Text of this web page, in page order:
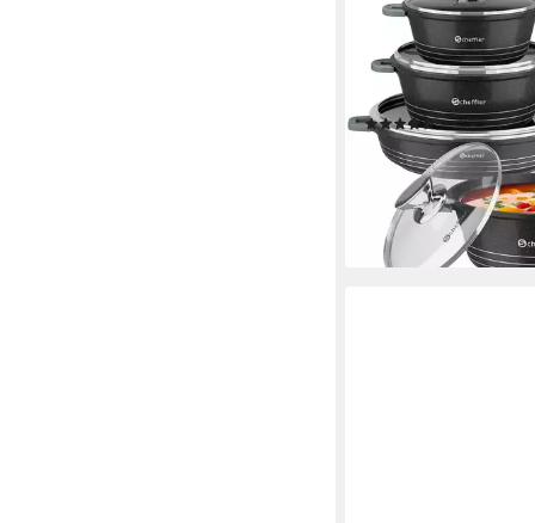
Topf-Set Kochtopf
Antihaftbeschichtung
Glasdeckel,
Induktionsgeeignet
(146)
ab 109,90 € UVP
lieferbar - in 4-5